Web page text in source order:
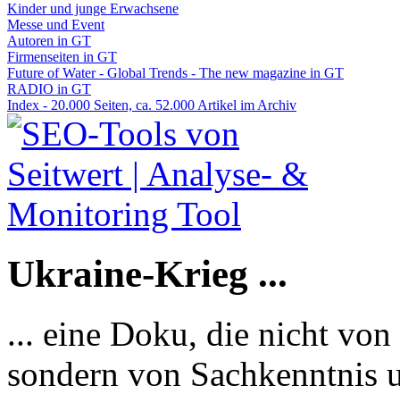
Kinder und junge Erwachsene
Messe und Event
Autoren in GT
Firmenseiten in GT
Future of Water - Global Trends - The new magazine in GT
RADIO in GT
Index - 20.000 Seiten, ca. 52.000 Artikel im Archiv
Ukraine-Krieg ...
... eine Doku, die nicht
sondern von Sachkenntnis